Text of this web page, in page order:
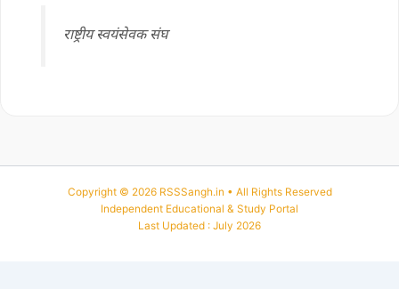
राष्ट्रीय स्वयंसेवक संघ
Copyright © 2026 RSSSangh.in • All Rights Reserved
Independent Educational & Study Portal
Last Updated : July 2026